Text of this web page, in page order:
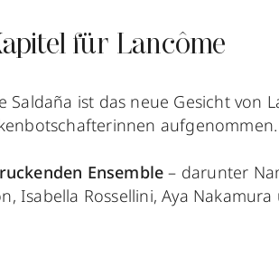
für Lancôme
Saldaña ist das neue Gesicht von
aufgenommen.
Ensemble – darunter
Isabella Rossellini, Aya Nakamura